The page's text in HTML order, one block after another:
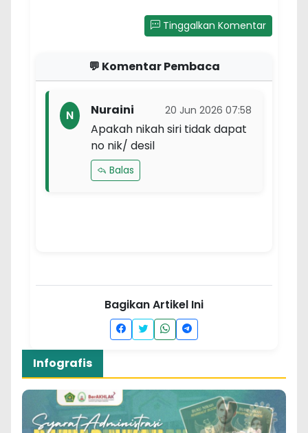
Tinggalkan Komentar
💬 Komentar Pembaca
N Nuraini 20 Jun 2026 07:58
Apakah nikah siri tidak dapat
no nik/ desil
Balas
Bagikan Artikel Ini
Infografis